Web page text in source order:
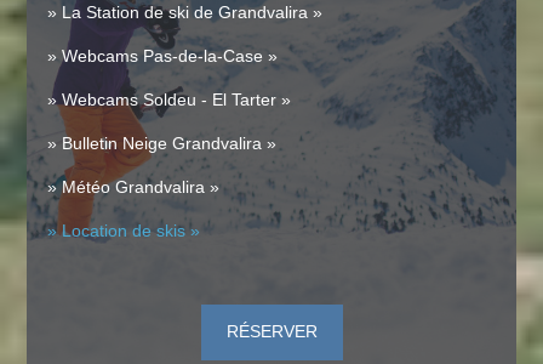
» La Station de ski de Grandvalira »
» Webcams Pas-de-la-Case »
» Webcams Soldeu - El Tarter »
» Bulletin Neige Grandvalira »
» Météo Grandvalira »
» Location de skis »
RÉSERVER